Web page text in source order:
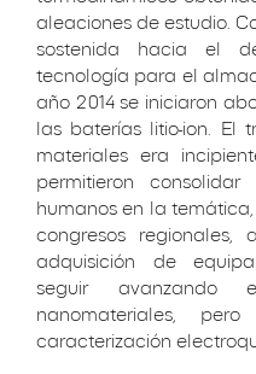
aleaciones de estudio.
sostenida hacia el
tecnología para el
año 2014 se iniciaron
las baterías litio-ion. El
materiales era
permitieron
humanos en la
congresos
adquisición de
seguir
nanomateriales,
caracterización